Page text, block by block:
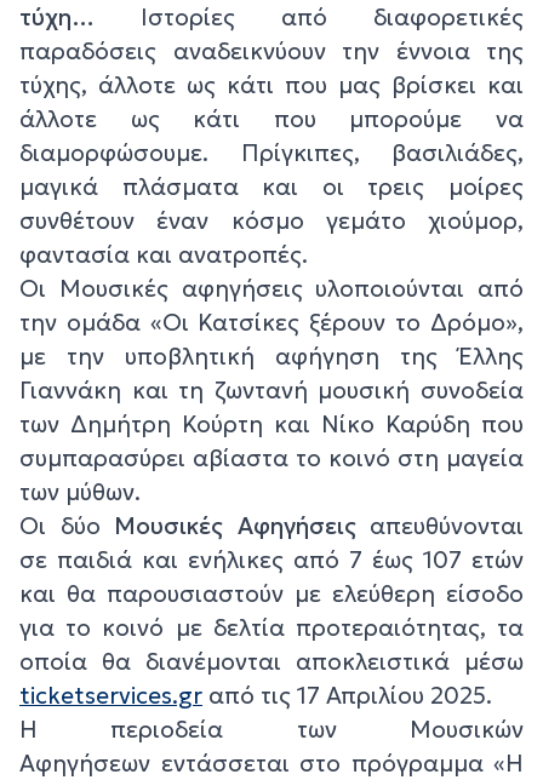
τύχη… Ιστορίες από διαφορετικές
παραδόσεις αναδεικνύουν την έννοια της
τύχης, άλλοτε ως κάτι που μας βρίσκει και
άλλοτε ως κάτι που μπορούμε να
διαμορφώσουμε. Πρίγκιπες, βασιλιάδες,
μαγικά πλάσματα και οι τρεις μοίρες
συνθέτουν έναν κόσμο γεμάτο χιούμορ,
φαντασία και ανατροπές.
Οι Μουσικές αφηγήσειςυλοποιούνται από
την ομάδα «Οι Κατσίκες ξέρουν το Δρόμο»,
με την υποβλητική αφήγηση της Έλλης
Γιαννάκη και τη ζωντανή μουσική συνοδεία
των Δημήτρη Κούρτη και Νίκο Καρύδη που
συμπαρασύρει αβίαστα το κοινό στη μαγεία
των μύθων.
Οι δύο Μουσικές Αφηγήσειςαπευθύνονται
σε παιδιά και ενήλικες από 7 έως 107 ετών
και θα παρουσιαστούν με ελεύθερη είσοδο
για το κοινό με δελτία προτεραιότητας, τα
οποία θα διανέμονται αποκλειστικά μέσω
ticketservices.gr από τις 17 Απριλίου 2025.
Η περιοδεία των Μουσικών
Αφηγήσεων εντάσσεται στο πρόγραμμα «Η